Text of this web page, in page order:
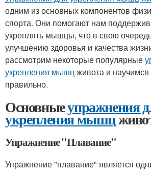
одним из основных компонентов
спорта. Они помогают нам
укреплять мышцы, что в свою
улучшению здоровья и качества
рассмотрим некоторые популярные
укрепления мышцживота и
правильно.
Основныеупражнения
укрепления мышц
Упражнение "Плавание"
Упражнение "плавание" является